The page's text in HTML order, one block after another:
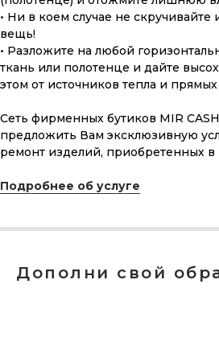
• Ни в коем случае не скручивайте
вещь!
• Разложите на любой
ткань или полотенце и дайте
этом от источников тепла и
Сеть фирменных бутиков MIR
предложить Вам эксклюзивную
ремонт изделий, приобретенных в
Подробнее об услуге
Дополни свой
Что может быть лучше подарка,
и рассчитанного на долгие годы?
Скидка 10% за
Новинки, акции, подарки